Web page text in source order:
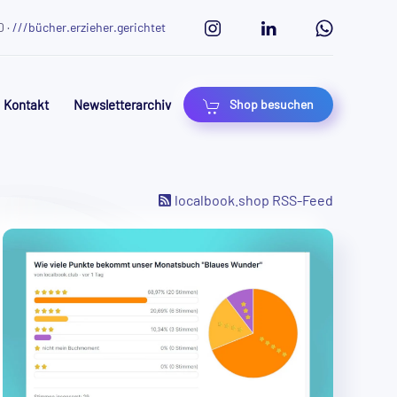
· ///bücher.erzieher.gerichtet
Kontakt Newsletterarchiv Shop besuchen
localbook.shop RSS-Feed